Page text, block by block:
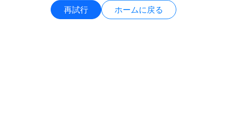
再試行 ホームに戻る